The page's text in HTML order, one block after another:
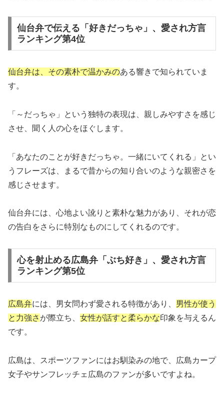
仙台弁で伝える「好きだっちゃ」、愛され方言
ランキング第4位
仙台弁は、その素朴で温かみのある響きで知られていま
す。
「～だっちゃ」という独特の表現は、親しみやすさを感じ
させ、聞く人の心をほぐします。
「あなたのことが好きだっちゃ。一緒にいてくれる」とい
うフレーズは、まるで昔からの知り合いのような親密さを
感じさせます。
仙台弁には、心地よい訛りと素朴な魅力があり、それが恋
の告白をさらに特別なものにしてくれるのです。
心を射止める広島弁「ぶち好き」、愛され方言
ランキング第5位
広島弁には、男女問わず愛される特徴があり、 男性が使う
と力強さ が際立ち、 女性が話すと柔らかな印象を与えるん
です。
広島は、スポーツファンにはお馴染みの地で、広島カープ
女子やサンフレッチェ広島のファンが多いですよね。